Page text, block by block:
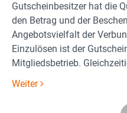
Gutscheinbesitzer hat die
den Betrag und der
Angebotsvielfalt der
Einzulösen ist der
Mitgliedsbetrieb.
Weiter